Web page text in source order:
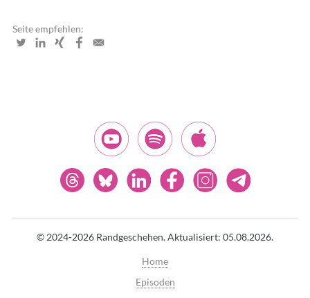
Seite empfehlen:
© 2024-2026 Randgeschehen.Aktualisiert: 05.08.2026.
Home
Episoden